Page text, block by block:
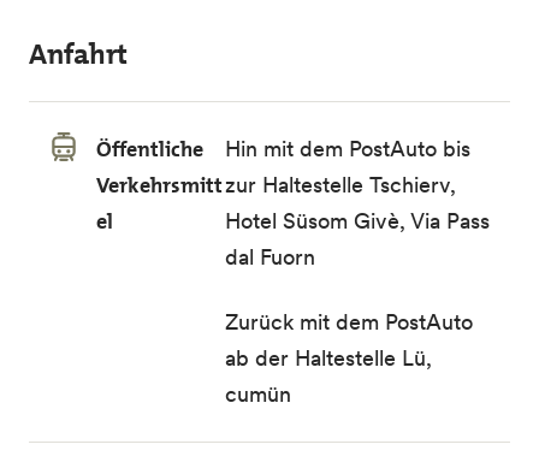
Anfahrt
Öffentliche
Verkehrsmitt
el
Hin mit dem PostAuto bis
zur Haltestelle Tschierv,
Hotel Süsom Givè, Via Pass
dal Fuorn
Zurück mit dem PostAuto
ab der Haltestelle Lü,
cumün